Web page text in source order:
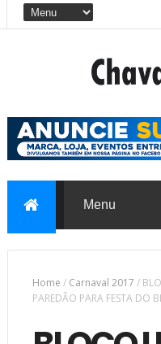
Home / Carnaval 2017 /
PAREDÃO PARA FESTA DO